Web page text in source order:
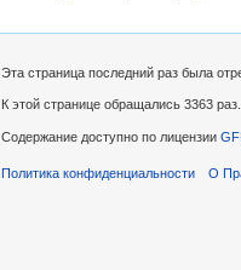
Эта страница последний раз была
К этой странице обращались 3363 раз.
Содержание доступно по лицензии
Политика конфиденциальности О